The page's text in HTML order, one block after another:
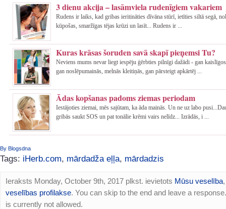
3 dienu akcija – lasāmviela rudenīgiem vakariem
Rudens ir laiks, kad gribas ieritināties dīvāna stūrī, ietīties siltā segā,
kūpošas, smaržīgas tējas krūzi un lasīt... Rudens ir ...
Kuras krāsas šoruden savā skapī pieņemsi Tu?
Neviens mums nevar liegt iespēju ģērbties pilnīgi dažādi - gan
gan noslēpumainās, melnās kleitiņās, gan pārsteigt apkārtēj ...
Ādas kopšanas padoms ziemas periodam
Iestājoties ziemai, mēs sajūtam, ka āda mainās. Un ne uz labo
gribās saukt SOS un pat tonālie krēmi vairs nelīdz... Izrādās, i ...
By Blogsdna
Tags: iHerb.com, mārdadža eļļa, mārdadzis
Ieraksts Monday, October 9th, 2017 plkst. ievietots Mūsu veselība,
veselības profilakse. You can skip to the end and leave a
is currently not allowed.